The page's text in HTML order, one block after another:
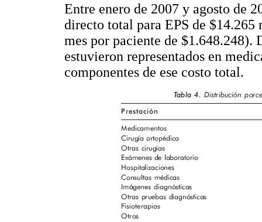
Entre enero de 2007 y agosto de
directo total para EPS de $14.265
mes por paciente de
estuvieron representados en
componentes de ese costo total.